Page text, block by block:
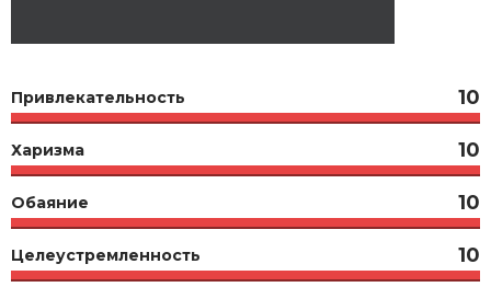
Привлекательность 10
Харизма 10
Обаяние 10
Целеустремленность 10